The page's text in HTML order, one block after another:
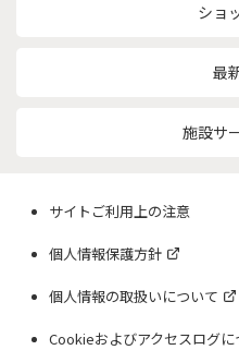
ショ
最
施設サ
サイトご利用上の注意
個人情報保護方針
個人情報の取扱いについて
Cookieおよびアクセスログに